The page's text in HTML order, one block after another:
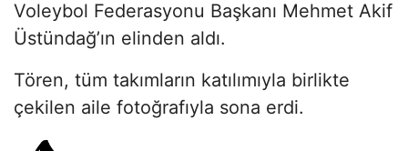
Voleybol Federasyonu Başkanı Mehmet Akif
Üstündağ’ın elinden aldı.
Tören, tüm takımların katılımıyla birlikte
çekilen aile fotoğrafıyla sona erdi.